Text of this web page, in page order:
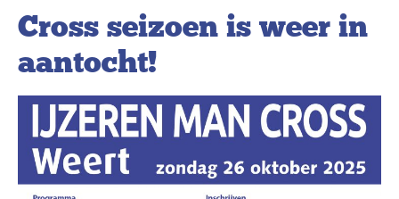
Cross seizoen is weer in
aantocht!